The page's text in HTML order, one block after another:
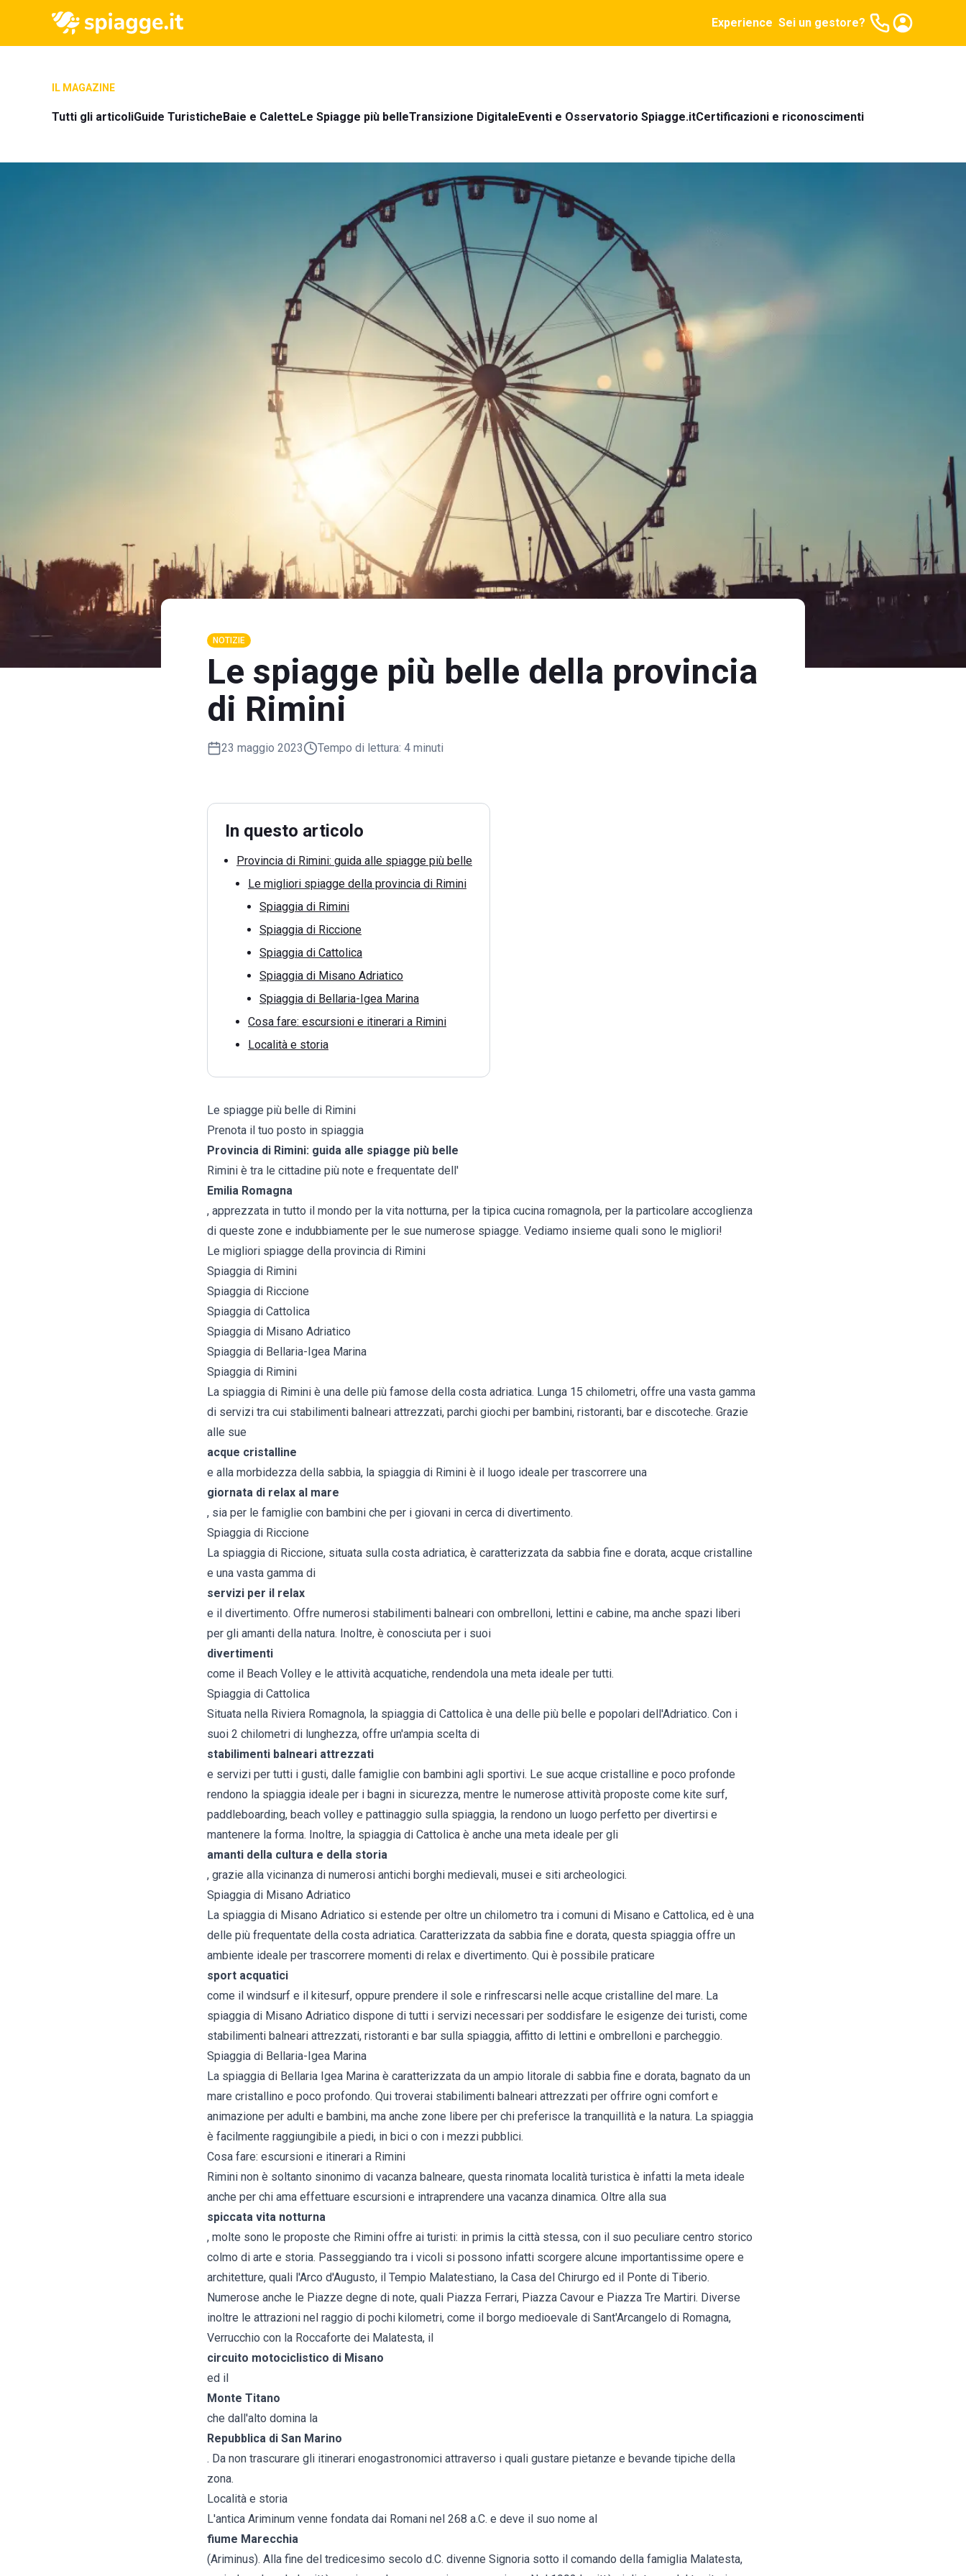
Experience Sei un gestore?
IL MAGAZINE
Tutti gli articoliGuide TuristicheBaie e CaletteLe Spiagge più belleTransizione DigitaleEventi e Osservatorio Spiagge.itCertificazioni e riconoscimenti
NOTIZIE
Le spiagge più belle della provincia
di Rimini
23 maggio 2023 Tempo di lettura: 4 minuti
In questo articolo
Provincia di Rimini: guida alle spiagge più belle
Le migliori spiagge della provincia di Rimini
Spiaggia di Rimini
Spiaggia di Riccione
Spiaggia di Cattolica
Spiaggia di Misano Adriatico
Spiaggia di Bellaria-Igea Marina
Cosa fare: escursioni e itinerari a Rimini
Località e storia
Le spiagge più belle di Rimini
Prenota il tuo posto in spiaggia
Provincia di Rimini: guida alle spiagge più belle
Rimini è tra le cittadine più note e frequentate dell'
Emilia Romagna
, apprezzata in tutto il mondo per la vita notturna, per la tipica cucina romagnola, per la particolare accoglienza
di queste zone e indubbiamente per le sue numerose spiagge. Vediamo insieme quali sono le migliori!
Le migliori spiagge della provincia di Rimini
Spiaggia di Rimini
Spiaggia di Riccione
Spiaggia di Cattolica
Spiaggia di Misano Adriatico
Spiaggia di Bellaria-Igea Marina
Spiaggia di Rimini
La spiaggia di Rimini è una delle più famose della costa adriatica. Lunga 15 chilometri, offre una vasta gamma
di servizi tra cui stabilimenti balneari attrezzati, parchi giochi per bambini, ristoranti, bar e discoteche. Grazie
alle sue
acque cristalline
e alla morbidezza della sabbia, la spiaggia di Rimini è il luogo ideale per trascorrere una
giornata di relax al mare
, sia per le famiglie con bambini che per i giovani in cerca di divertimento.
Spiaggia di Riccione
La spiaggia di Riccione, situata sulla costa adriatica, è caratterizzata da sabbia fine e dorata, acque cristalline
e una vasta gamma di
servizi per il relax
e il divertimento. Offre numerosi stabilimenti balneari con ombrelloni, lettini e cabine, ma anche spazi liberi
per gli amanti della natura. Inoltre, è conosciuta per i suoi
divertimenti
come il Beach Volley e le attività acquatiche, rendendola una meta ideale per tutti.
Spiaggia di Cattolica
Situata nella Riviera Romagnola, la spiaggia di Cattolica è una delle più belle e popolari dell'Adriatico. Con i
suoi 2 chilometri di lunghezza, offre un'ampia scelta di
stabilimenti balneari attrezzati
e servizi per tutti i gusti, dalle famiglie con bambini agli sportivi. Le sue acque cristalline e poco profonde
rendono la spiaggia ideale per i bagni in sicurezza, mentre le numerose attività proposte come kite surf,
paddleboarding, beach volley e pattinaggio sulla spiaggia, la rendono un luogo perfetto per divertirsi e
mantenere la forma. Inoltre, la spiaggia di Cattolica è anche una meta ideale per gli
amanti della cultura e della storia
, grazie alla vicinanza di numerosi antichi borghi medievali, musei e siti archeologici.
Spiaggia di Misano Adriatico
La spiaggia di Misano Adriatico si estende per oltre un chilometro tra i comuni di Misano e Cattolica, ed è una
delle più frequentate della costa adriatica. Caratterizzata da sabbia fine e dorata, questa spiaggia offre un
ambiente ideale per trascorrere momenti di relax e divertimento. Qui è possibile praticare
sport acquatici
come il windsurf e il kitesurf, oppure prendere il sole e rinfrescarsi nelle acque cristalline del mare. La
spiaggia di Misano Adriatico dispone di tutti i servizi necessari per soddisfare le esigenze dei turisti, come
stabilimenti balneari attrezzati, ristoranti e bar sulla spiaggia, affitto di lettini e ombrelloni e parcheggio.
Spiaggia di Bellaria-Igea Marina
La spiaggia di Bellaria Igea Marina è caratterizzata da un ampio litorale di sabbia fine e dorata, bagnato da un
mare cristallino e poco profondo. Qui troverai stabilimenti balneari attrezzati per offrire ogni comfort e
animazione per adulti e bambini, ma anche zone libere per chi preferisce la tranquillità e la natura. La spiaggia
è facilmente raggiungibile a piedi, in bici o con i mezzi pubblici.
Cosa fare: escursioni e itinerari a Rimini
Rimini non è soltanto sinonimo di vacanza balneare, questa rinomata località turistica è infatti la meta ideale
anche per chi ama effettuare escursioni e intraprendere una vacanza dinamica. Oltre alla sua
spiccata vita notturna
, molte sono le proposte che Rimini offre ai turisti: in primis la città stessa, con il suo peculiare centro storico
colmo di arte e storia. Passeggiando tra i vicoli si possono infatti scorgere alcune importantissime opere e
architetture, quali l'Arco d'Augusto, il Tempio Malatestiano, la Casa del Chirurgo ed il Ponte di Tiberio.
Numerose anche le Piazze degne di note, quali Piazza Ferrari, Piazza Cavour e Piazza Tre Martiri. Diverse
inoltre le attrazioni nel raggio di pochi kilometri, come il borgo medioevale di Sant'Arcangelo di Romagna,
Verrucchio con la Roccaforte dei Malatesta, il
circuito motociclistico di Misano
ed il
Monte Titano
che dall'alto domina la
Repubblica di San Marino
. Da non trascurare gli itinerari enogastronomici attraverso i quali gustare pietanze e bevande tipiche della
zona.
Località e storia
L'antica Ariminum venne fondata dai Romani nel 268 a.C. e deve il suo nome al
fiume Marecchia
(Ariminus). Alla fine del tredicesimo secolo d.C. divenne Signoria sotto il comando della famiglia Malatesta,